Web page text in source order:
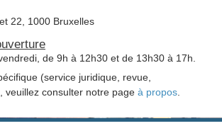
22, 1000 Bruxelles
de 9h à 12h30 et de 13h30 à 17h.
(service juridique, revue,
consulter notre page à propos.